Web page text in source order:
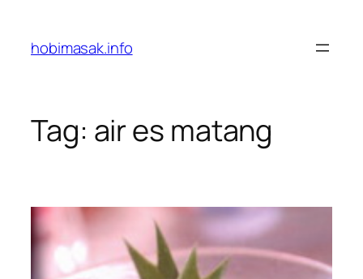
content
hobimasak.info
Tag: air es matang